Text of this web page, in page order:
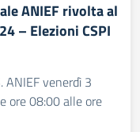
ANIEF rivolta al
– Elezioni CSPI
ANIEF venerdì 3
ore 08:00 alle ore